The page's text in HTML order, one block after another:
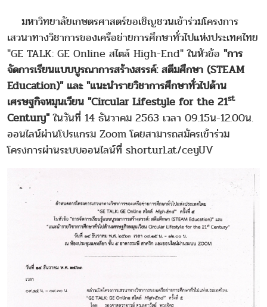
มหาวิทยาลัยเกษตรศาสตร์ขอเชิญชวนเข้าร่วมโครงการ
เสวนาทางวิชาการของเครือข่ายการศึกษาทั่วไปแห่งประเทศไทย
"GE TALK: GE Online สไตล์ High-End" ในหัวข้อ "การ
จัดการเรียนแบบบูรณาการสร้างสรรค์: สตีมศึกษา (STEAM
Education)" และ "แนะนำรายวิชาการศึกษาทั่วไปด้าน
เศรษฐกิจหมุนเวียน "Circular Lifestyle for the 21st
Century"ในวันที่ 14 ธันวาคม 2563 เวลา 09.15น-12.00น.
ออนไลน์ผ่านโปรแกรม Zoom โดยสามารถสมัครเข้าร่วม
โครงการผ่านระบบออนไลน์ที่ shorturl.at/ceyUV